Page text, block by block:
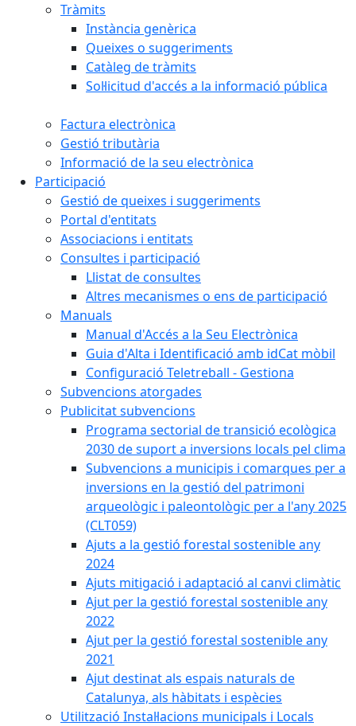
Tràmits
Instància genèrica
Queixes o suggeriments
Catàleg de tràmits
Sol·licitud d'accés a la informació pública
Factura electrònica
Gestió tributària
Informació de la seu electrònica
Participació
Gestió de queixes i suggeriments
Portal d'entitats
Associacions i entitats
Consultes i participació
Llistat de consultes
Altres mecanismes o ens de participació
Manuals
Manual d'Accés a la Seu Electrònica
Guia d'Alta i Identificació amb idCat mòbil
Configuració Teletreball - Gestiona
Subvencions atorgades
Publicitat subvencions
Programa sectorial de transició ecològica
2030 de suport a inversions locals pel clima
Subvencions a municipis i comarques per a
inversions en la gestió del patrimoni
arqueològic i paleontològic per a l'any 2025
(CLT059)
Ajuts a la gestió forestal sostenible any
2024
Ajuts mitigació i adaptació al canvi climàtic
Ajut per la gestió forestal sostenible any
2022
Ajut per la gestió forestal sostenible any
2021
Ajut destinat als espais naturals de
Catalunya, als hàbitats i espècies
Utilització Instal·lacions municipals i Locals